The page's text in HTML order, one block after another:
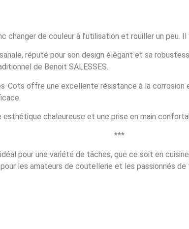
changer de couleur à l’utilisation et rouiller un peu.
réputé pour son design élégant et sa
de Benoit SALESSES.
Cots offre une excellente résistance à la
chaleureuse et une prise en main
***
pour une variété de tâches, que ce soit en
les amateurs de coutellerie et les passionnés de